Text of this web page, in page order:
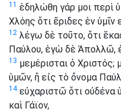
11 ἐδηλώθη γάρ μοι περὶ
Χλόης ὅτι ἔριδες ἐν ὑμῖν
12 λέγω δὲ τοῦτο, ὅτι
Παύλου, ἐγὼ δὲ Ἀπολλῶ,
13 μεμέρισται ὁ
ὑμῶν, ἢ εἰς τὸ ὄνομα
14εὐχαριστῶ ὅτι οὐδένα
καὶ Γάϊον,